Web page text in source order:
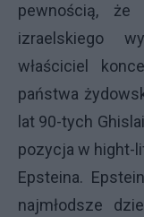
pewnością, że
izraelskiego
właściciel
państwa
lat 90-tych
pozycja w hight-
Epsteina.
najmłodsze